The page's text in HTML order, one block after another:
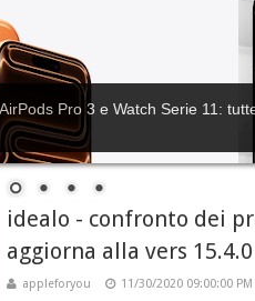
Pro 3 e Watch Serie 11:
idealo - confronto dei
aggiorna alla vers 15.4.0
appleforyou 11/30/2020 09:00:00 PM